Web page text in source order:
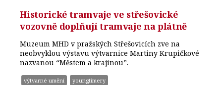
Historické tramvaje ve střešovické
vozovně doplňují tramvaje na plátně
Muzeum MHD v pražských Střešovicích zve na
neobvyklou výstavu výtvarnice Martiny Krupičkové
nazvanou “Městem a krajinou”.
výtvarné umění youngtimery